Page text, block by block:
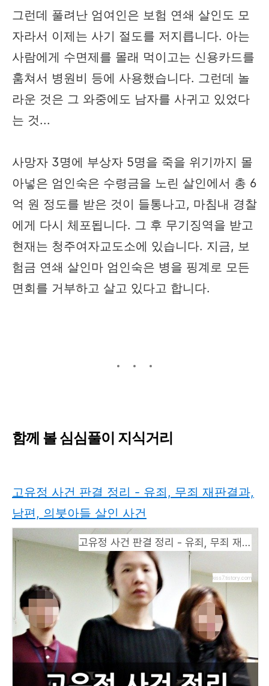
그런데 풀려난 엄여인은 보험 연쇄 살인도 모
자라서 이제는 사기 절도를 저지릅니다. 아는
사람에게 수면제를 몰래 먹이고는 신용카드를
훔쳐서 병원비 등에 사용했습니다. 그런데 놀
라운 것은 그 와중에도 남자를 사귀고 있었다
는 것...
사망자 3명에 부상자 5명을 죽을 위기까지 몰
아넣은 엄인숙은 수령금을 노린 살인에서 총 6
억 원 정도를 받은 것이 들통나고, 마침내 경찰
에게 다시 체포됩니다. 그 후 무기징역을 받고
현재는 청주여자교도소에 있습니다. 지금, 보
험금 연쇄 살인마 엄인숙은 병을 핑계로 모든
면회를 거부하고 살고 있다고 합니다.​
함께 볼 심심풀이 지식거리
고유정 사건 판결 정리 - 유죄, 무죄 재판결과,
남편, 의붓아들 살인 사건
고유정 사건 판결 정리 - 유죄, 무죄 재판결과, 남편, 의붓아들 살인 사건
kiss7.tistory.com